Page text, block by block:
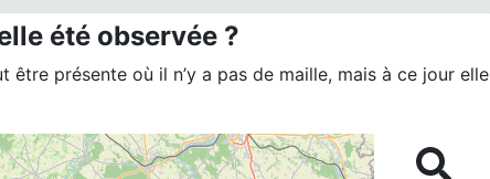
été observée ?
être présente où il n’y a pas de maille, mais à ce jour elle